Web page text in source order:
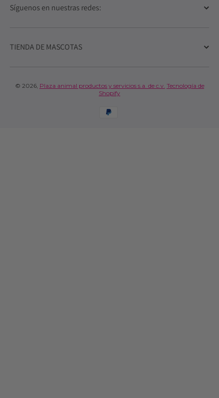
Síguenos en nuestras redes:
TIENDA DE MASCOTAS
© 2026, Plaza animal productos y servicios s.a. de c.v. Tecnología de
Shopify